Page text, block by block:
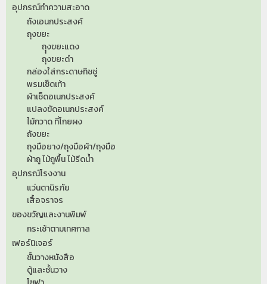
อุปกรณ์ทำความสะอาด
ถังเอนกประสงค์
ถุงขยะ
ถุุงขยะแดง
ถุงขยะดำ
กล่องใส่กระดาษทิชชู่
พรมเช็ดเท้า
ผ้าเช็ดอเนกประสงค์
แปลงขัดอเนกประสงค์
ไม้กวาด ที่โกยผง
ถังขยะ
ถุงมือยาง/ถุงมือผ้า/ถุงมือ
ผ้าถู ไม้ถูพื้น ไม้รีดน้ำ
อุปกรณ์โรงงาน
แว่นตานิรภัย
เสื้อจราจร
ของขวัญและงานพิมพ์
กระเช้าตามเทศกาล
เฟอร์นิเจอร์
ชั้นวางหนังสือ
ตู้และชั้นวาง